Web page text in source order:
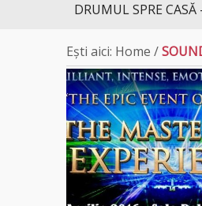
DRUMUL SPRE
Ești aici: Home /